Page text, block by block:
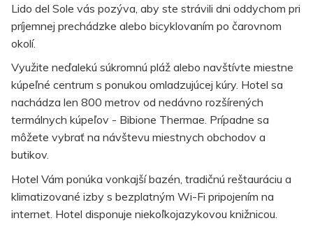
Lido del Sole vás pozýva, aby ste strávili dni oddychom pri
príjemnej prechádzke alebo bicyklovaním po čarovnom
okolí.
Využite neďalekú súkromnú pláž alebo navštívte miestne
kúpeľné centrum s ponukou omladzujúcej kúry. Hotel sa
nachádza len 800 metrov od nedávno rozšírených
termálnych kúpeľov - Bibione Thermae. Prípadne sa
môžete vybrať na návštevu miestnych obchodov a
butikov.
Hotel Vám ponúka vonkajší bazén, tradičnú reštauráciu a
klimatizované izby s bezplatným Wi-Fi pripojením na
internet. Hotel disponuje niekoľkojazykovou knižnicou.